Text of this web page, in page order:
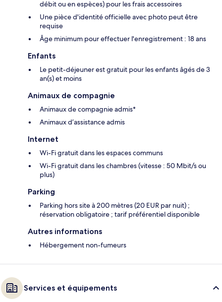
débit ou en espèces) pour les frais accessoires
Une pièce d'identité officielle avec photo peut être
requise
Âge minimum pour effectuer l'enregistrement : 18 ans
Enfants
Le petit-déjeuner est gratuit pour les enfants âgés de 3
an(s) et moins
Animaux de compagnie
Animaux de compagnie admis*
Animaux d’assistance admis
Internet
Wi-Fi gratuit dans les espaces communs
Wi-Fi gratuit dans les chambres (vitesse : 50 Mbit/s ou
plus)
Parking
Parking hors site à 200 mètres (20 EUR par nuit) ;
réservation obligatoire ; tarif préférentiel disponible
Autres informations
Hébergement non-fumeurs
Services et équipements